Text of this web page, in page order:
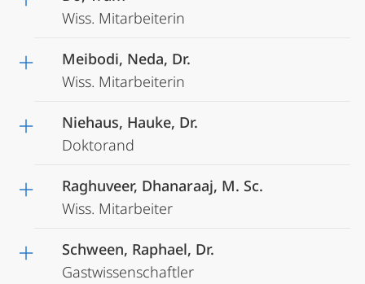
Wiss. Mitarbeiterin
Meibodi, Neda, Dr.
Wiss. Mitarbeiterin
Niehaus, Hauke, Dr.
Doktorand
Raghuveer, Dhanaraaj, M. Sc.
Wiss. Mitarbeiter
Schween, Raphael, Dr.
Gastwissenschaftler